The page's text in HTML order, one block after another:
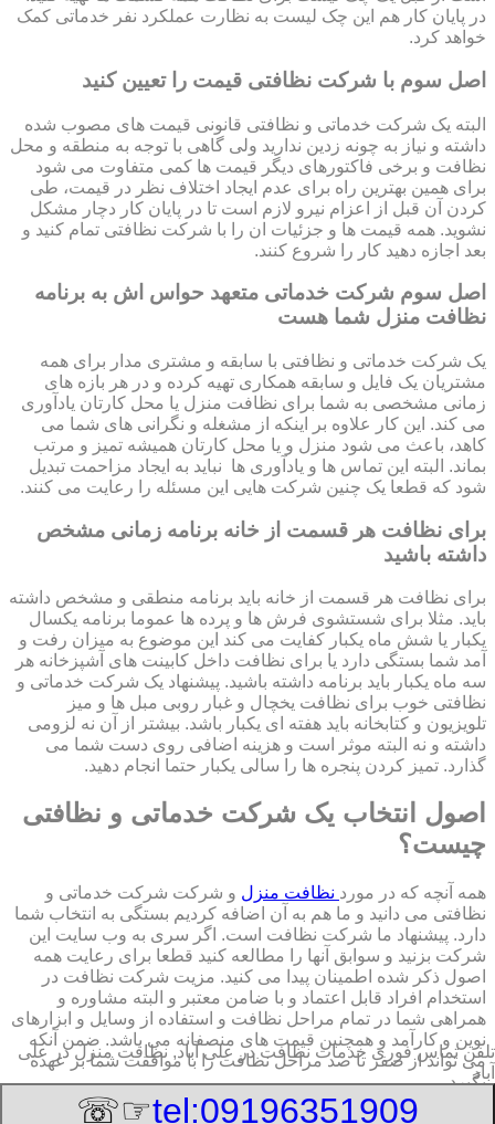
در پایان کار هم این چک لیست به نظارت عملکرد نفر خدماتی کمک
خواهد کرد.
اصل سوم با شرکت نظافتی قیمت را تعیین کنید
البته یک شرکت خدماتی و نظافتی قانونی قیمت های مصوب شده
داشته و نیاز به چونه زدین ندارید ولی گاهی با توجه به منطقه و محل
نظافت و برخی فاکتورهای دیگر قیمت ها کمی متفاوت می شود
برای همین بهترین راه برای عدم ایجاد اختلاف نظر در قیمت، طی
کردن آن قبل از اعزام نیرو لازم است تا در پایان کار دچار مشکل
نشوید. همه قیمت ها و جزئیات ان را با شرکت نظافتی تمام کنید و
بعد اجازه دهید کار را شروع کنند.
اصل سوم شرکت خدماتی متعهد حواس اش به برنامه
نظافت منزل شما هست
یک شرکت خدماتی و نظافتی با سابقه و مشتری مدار برای همه
مشتریان یک فایل و سابقه همکاری تهیه کرده و در هر بازه های
زمانی مشخصی به شما برای نظافت منزل یا محل کارتان یادآوری
می کند. این کار علاوه بر اینکه از مشغله و نگرانی های شما می
کاهد، باعث می شود منزل و یا محل کارتان همیشه تمیز و مرتب
بماند. البته این تماس ها و یادآوری ها نباید به ایجاد مزاحمت تبدیل
شود که قطعا یک چنین شرکت هایی این مسئله را رعایت می کنند.
برای نظافت هر قسمت از خانه برنامه زمانی مشخص
داشته باشید
برای نظافت هر قسمت از خانه باید برنامه منطقی و مشخص داشته
باید. مثلا برای شستشوی فرش ها و پرده ها عموما برنامه یکسال
یکبار یا شش ماه یکبار کفایت می کند این موضوع به میزان رفت و
آمد شما بستگی دارد یا برای نظافت داخل کابینت های آشپزخانه هر
سه ماه یکبار باید برنامه داشته باشید. پیشنهاد یک شرکت خدماتی و
نظافتی خوب برای نظافت یخچال و غبار روبی مبل ها و میز
تلویزیون و کتابخانه باید هفته ای یکبار باشد. بیشتر از آن نه لزومی
داشته و نه البته موثر است و هزینه اضافی روی دست شما می
گذارد. تمیز کردن پنجره ها را سالی یکبار حتما انجام دهید.
اصول انتخاب یک شرکت خدماتی و نظافتی
چیست؟
همه آنچه که در مورد نظافت منزل و شرکت شرکت خدماتی و
نظافتی می دانید و ما هم به آن اضافه کردیم بستگی به انتخاب شما
دارد. پیشنهاد ما شرکت نظافت است. اگر سری به وب سایت این
شرکت بزنید و سوابق آنها را مطالعه کنید قطعا برای رعایت همه
اصول ذکر شده اطمینان پیدا می کنید. مزیت شرکت نظافت در
استخدام افراد قابل اعتماد و با ضامن معتبر و البته مشاوره و
همراهی شما در تمام مراحل نظافت و استفاده از وسایل و ابزارهای
نوین و کارآمد و همچنین قیمت های منصفانه می باشد. ضمن آنکه
می تواند از صفر تا صد مراحل نظافت را با موافقت شما بر عهده
بگیرد.
8/8/2026 2:15:18 AM
تلفن تماس فوریخدمات نظافت در علی آباد, نظافت منزل در علی
آباد
tel:09196351909
☞☏